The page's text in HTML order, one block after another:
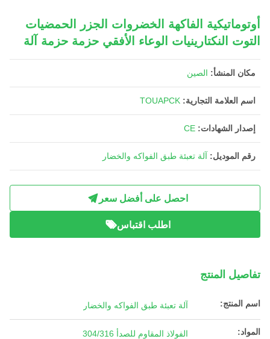
أوتوماتيكية الفاكهة الخضروات الجزر الحمضيات
التوت النكتارينيات الوعاء الأفقي حزمة حزمة آلة
مكان المنشأ: الصين
اسم العلامة التجارية: TOUAPCK
إصدار الشهادات: CE
رقم الموديل: آلة تعبئة طبق الفواكه والخضار
احصل على أفضل سعر
اطلب اقتباس
تفاصيل المنتج
اسم المنتج: آلة تعبئة طبق الفواكه والخضار
المواد: الفولاذ المقاوم للصدأ 304/316